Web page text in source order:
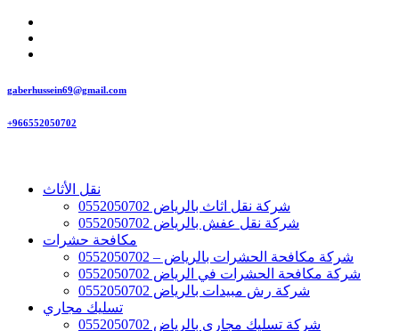
gaberhussein69@gmail.com
+966552050702
نقل الأثاث
شركة نقل اثاث بالرياض 0552050702
شركة نقل عفش بالرياض 0552050702
مكافحة حشرات
شركة مكافحة الحشرات بالرياض – 0552050702
شركة مكافحة الحشرات في الرياض 0552050702
شركة رش مبيدات بالرياض 0552050702
تسليك مجاري
شركة تسليك مجاري بالرياض 0552050702